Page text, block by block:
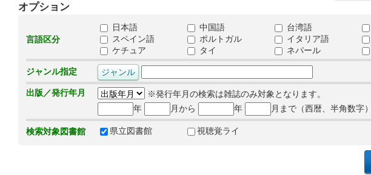
オプション
言語区分
日本語 中国語 台湾語
スペイン語
ポルトガル イタリア語
ケチュア
タイ ネパール
ジャンル指定
出版／発行年月
※発行年月の検索は雑誌のみ対象となります。
年
月から 年 月まで（西暦、半角数字）
検索対象図書館 県立図書館 視聴覚ライ